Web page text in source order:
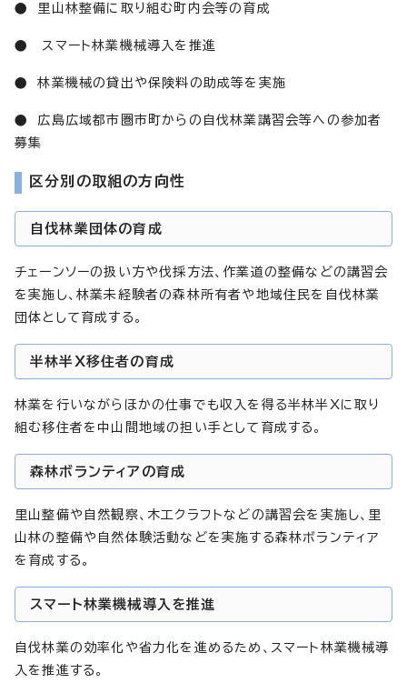
● 里山林整備に取り組む町内会等の育成
● スマート林業機械導入を推進
● 林業機械の貸出や保険料の助成等を実施
● 広島広域都市圏市町からの自伐林業講習会等への参加者
募集
区分別の取組の方向性
自伐林業団体の育成
チェーンソーの扱い方や伐採方法、作業道の整備などの講習会
を実施し、林業未経験者の森林所有者や地域住民を自伐林業
団体として育成する。
半林半X移住者の育成
林業を行いながらほかの仕事でも収入を得る半林半Xに取り
組む移住者を中山間地域の担い手として育成する。
森林ボランティアの育成
里山整備や自然観察、木工クラフトなどの講習会を実施し、里
山林の整備や自然体験活動などを実施する森林ボランティア
を育成する。
スマート林業機械導入を推進
自伐林業の効率化や省力化を進めるため、スマート林業機械導
入を推進する。